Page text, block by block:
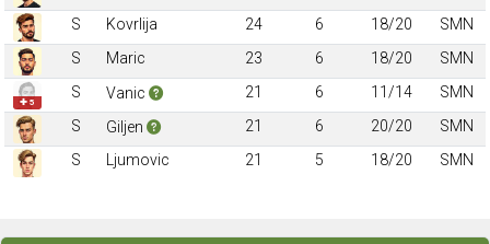
S
Kovrlija 24 6 18/20
SMN
S
Maric 23 6 18/20 SMN
✚ 5
S Vanic 21 6 11/14
SMN
S
Giljen 21 6 20/20
SMN
S
Ljumovic 21 5 18/20 SMN